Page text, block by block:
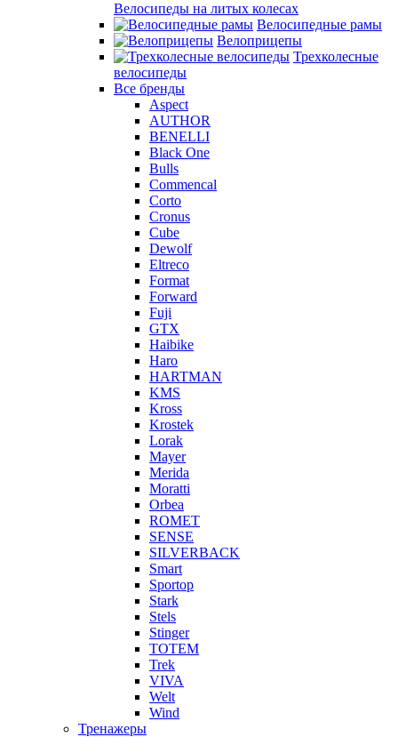
Велосипеды на литых колесах
Велосипедные рамы
Велоприцепы
Трехколесные
велосипеды
Все бренды
Aspect
AUTHOR
BENELLI
Black One
Bulls
Commencal
Corto
Cronus
Cube
Dewolf
Eltreco
Format
Forward
Fuji
GTX
Haibike
Haro
HARTMAN
KMS
Kross
Krostek
Lorak
Mayer
Merida
Moratti
Orbea
ROMET
SENSE
SILVERBACK
Smart
Sportop
Stark
Stels
Stinger
TOTEM
Trek
VIVA
Welt
Wind
Тренажеры